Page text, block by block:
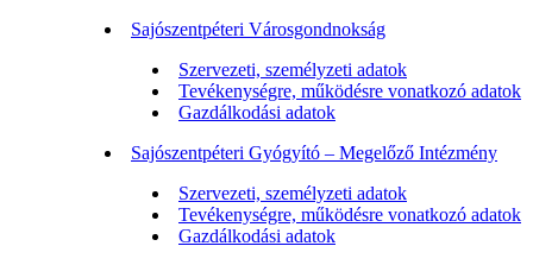
Sajószentpéteri Városgondnokság
Szervezeti, személyzeti adatok
Tevékenységre, működésre vonatkozó adatok
Gazdálkodási adatok
Sajószentpéteri Gyógyító – Megelőző Intézmény
Szervezeti, személyzeti adatok
Tevékenységre, működésre vonatkozó adatok
Gazdálkodási adatok